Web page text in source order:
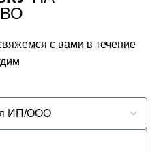
с вами в течение